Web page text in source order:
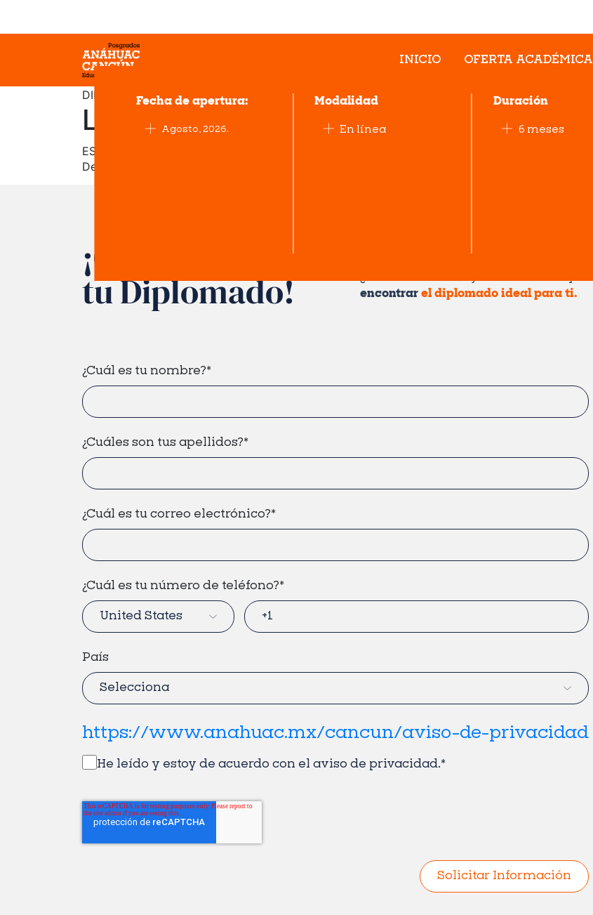
INICIO OFERTA ACADÉMICA
DIPLOMADO EN
Liderazgo y Desarrollo de Talento
ESCUELA INTERNACIONAL DE LIDERAZGO
Desarrolla talento, fortalece equipos y lidera con visión estratégica, humana e innovadora.
Fecha de apertura:
Agosto, 2026.
Modalidad
En línea
Duración
6 meses
¡Conéctate con
tu Diplomado!
encontrar el diplomado ideal para ti.
¿Cuál es tu nombre?*
¿Cuáles son tus apellidos?*
¿Cuál es tu correo electrónico?*
¿Cuál es tu número de teléfono?*
País
https://www.anahuac.mx/cancun/aviso-de-privacidad
He leído y estoy de acuerdo con el aviso de privacidad.*